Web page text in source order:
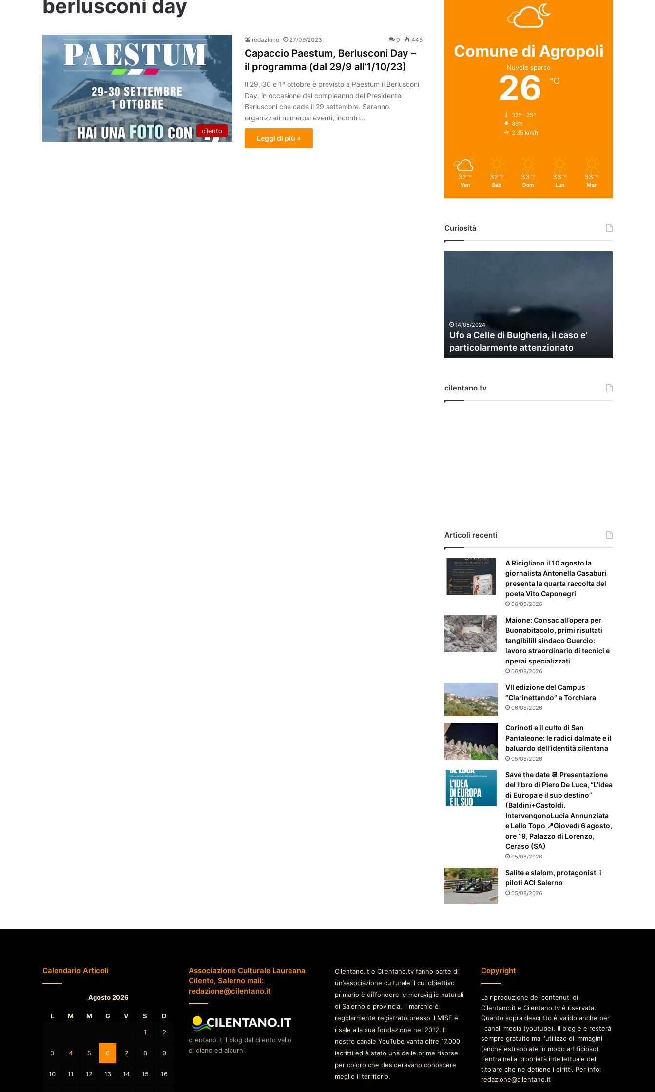
berlusconi day
cilento
redazione 27/09/2023 0 445
Capaccio Paestum, Berlusconi Day –
il programma (dal 29/9 all’1/10/23)
Il 29, 30 e 1º ottobre è previsto a Paestum il Berlusconi
Day, in occasione del compleanno del Presidente
Berlusconi che cade il 29 settembre. Saranno
organizzati numerosi eventi, incontri…
Leggi di più »
Comune di Agropoli
Nuvole sparse
26 ℃
32º - 25º
86%
2.35 km/h
32 ℃
Ven
32 ℃
Sab
33 ℃
Dom
33 ℃
Lun
33 ℃
Mar
Curiosità
i
l
g
e
t
o
l
a
r
e
a
t
t
e
n
z
t
14/05/2024
Ufo a Celle di Bulgheria, il caso e’
particolarmente attenzionato
cilentano.tv
Articoli recenti
A Ricigliano il 10 agosto la
giornalista Antonella Casaburi
presenta la quarta raccolta del
poeta Vito Caponegri
06/08/2026
Maione: Consac all’opera per
Buonabitacolo, primi risultati
tangibiliIl sindaco Guercio:
lavoro straordinario di tecnici e
operai specializzati
06/08/2026
VII edizione del Campus
“Clarinettando” a Torchiara
06/08/2026
Corinoti e il culto di San
Pantaleone: le radici dalmate e il
baluardo dell’identità cilentana
05/08/2026
Save the date 📆 Presentazione
del libro di Piero De Luca, “L’idea
di Europa e il suo destino”
(Baldini+Castoldi.
IntervengonoLucia Annunziata
e Lello Topo 📍Giovedì 6 agosto,
ore 19, Palazzo di Lorenzo,
Ceraso (SA)
05/08/2026
Salite e slalom, protagonisti i
piloti ACI Salerno
05/08/2026
Calendario Articoli
Agosto 2026
L M M G V S D
1 2
3 4 5 6 7 8 9
10 11 12 13 14 15 16
Associazione Culturale Laureana
Cilento, Salerno mail:
redazione@cilentano.it
cilentano.it il blog del cilento vallo
di diano ed alburni
Cilentano.it e Cilentano.tv fanno parte di
un’associazione culturale il cui obiettivo
primario è diffondere le meraviglie naturali
di Salerno e provincia. Il marchio è
regolarmente registrato presso il MISE e
risale alla sua fondazione nel 2012. Il
nostro canale YouTube vanta oltre 17.000
iscritti ed è stato una delle prime risorse
per coloro che desideravano conoscere
meglio il territorio.
Copyright
La riproduzione dei contenuti di
Cilentano.it e Cilentano.tv è riservata.
Quanto sopra descritto è valido anche per
i canali media (youtube). Il blog è e resterà
sempre gratuito ma l'utilizzo di immagini
(anche estrapolate in modo artificioso)
rientra nella proprietà intellettuale del
titolare che ne detiene i diritti. Per info:
redazione@cilentano.it